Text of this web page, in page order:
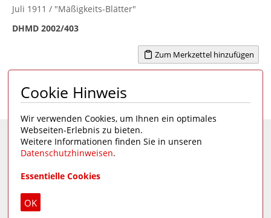
Juli 1911 / "Mäßigkeits-Blätter"
DHMD 2002/403
Zum Merkzettel hinzufügen
Seite 1 von 4 1 2 3 4 >
Eine Seite desDeutschen Hygiene-Museums
Cookie Hinweis
Wir verwenden Cookies, um Ihnen ein optimales
Webseiten-Erlebnis zu bieten.
Weitere Informationen finden Sie in unseren
Datenschutzhinweisen.
Essentielle Cookies
OK